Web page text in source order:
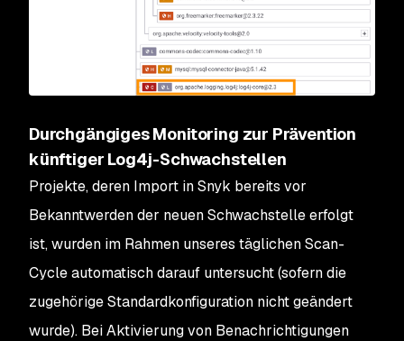
Durchgängiges Monitoring zur Prävention
künftiger Log4j-Schwachstellen
Projekte, deren Import in Snyk bereits vor
Bekanntwerden der neuen Schwachstelle erfolgt
ist, wurden im Rahmen unseres täglichen Scan-
Cycle automatisch darauf untersucht (sofern die
zugehörige Standardkonfiguration nicht geändert
wurde). Bei Aktivierung von Benachrichtigungen